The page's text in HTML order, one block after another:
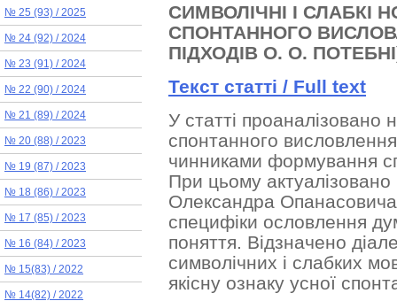
№ 25 (93) / 2025
№ 24 (92) / 2024
№ 23 (91) / 2024
№ 22 (90) / 2024
№ 21 (89) / 2024
№ 20 (88) / 2023
№ 19 (87) / 2023
№ 18 (86) / 2023
№ 17 (85) / 2023
№ 16 (84) / 2023
№ 15(83) / 2022
№ 14(82) / 2022
CИМВОЛІЧНІ І
СПОНТАННОГО
ПІДХОДІВ О. О.
Текст статті / Full text
У статті проаналізовано
спонтанного
чинниками формування
При цьому актуалізовано
Олександра
специфіки ословлення
поняття. Відзначено
символічних і слабких
якісну ознаку усної